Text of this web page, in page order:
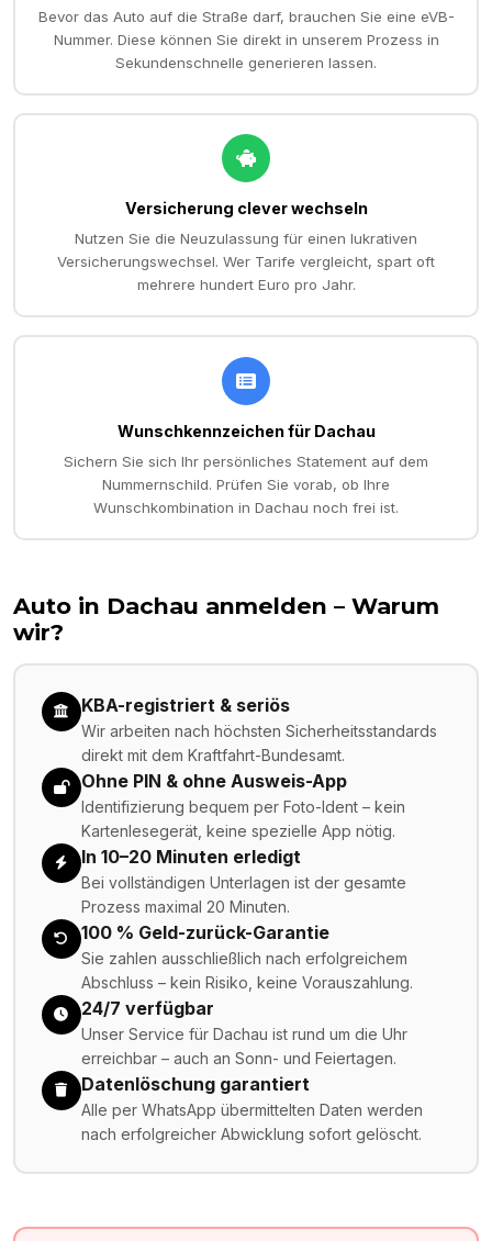
Bevor das Auto auf die Straße darf, brauchen Sie eine eVB-
Nummer. Diese können Sie direkt in unserem Prozess in
Sekundenschnelle generieren lassen.
Versicherung clever wechseln
Nutzen Sie die Neuzulassung für einen lukrativen
Versicherungswechsel. Wer Tarife vergleicht, spart oft
mehrere hundert Euro pro Jahr.
Wunschkennzeichen für Dachau
Sichern Sie sich Ihr persönliches Statement auf dem
Nummernschild. Prüfen Sie vorab, ob Ihre
Wunschkombination in Dachau noch frei ist.
Auto in Dachau anmelden – Warum
wir?
KBA-registriert & seriös
Wir arbeiten nach höchsten Sicherheitsstandards
direkt mit dem Kraftfahrt-Bundesamt.
Ohne PIN & ohne Ausweis-App
Identifizierung bequem per Foto-Ident – kein
Kartenlesegerät, keine spezielle App nötig.
In 10–20 Minuten erledigt
Bei vollständigen Unterlagen ist der gesamte
Prozess maximal 20 Minuten.
100 % Geld-zurück-Garantie
Sie zahlen ausschließlich nach erfolgreichem
Abschluss – kein Risiko, keine Vorauszahlung.
24/7 verfügbar
Unser Service für Dachau ist rund um die Uhr
erreichbar – auch an Sonn- und Feiertagen.
Datenlöschung garantiert
Alle per WhatsApp übermittelten Daten werden
nach erfolgreicher Abwicklung sofort gelöscht.